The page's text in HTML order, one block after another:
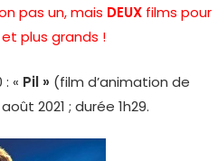
pas un, mais DEUXfilms pour
plus grands !
« Pil » (film d’animation de
2021 ; durée 1h29.